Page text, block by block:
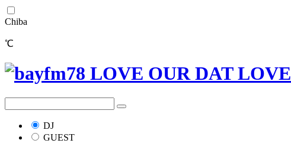
Chiba
℃
DJ
GUEST